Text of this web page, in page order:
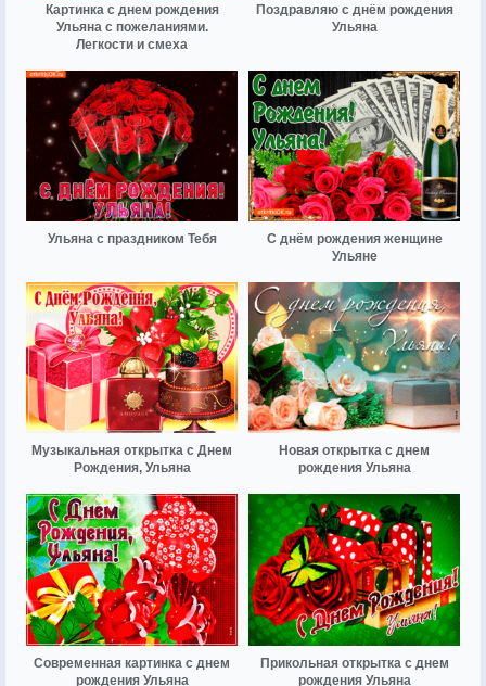
Картинка с днем рождения
Ульяна с пожеланиями.
Легкости и смеха
Поздравляю с днём рождения
Ульяна
Ульяна с праздником Тебя
С днём рождения женщине
Ульяне
Музыкальная открытка с Днем
Рождения, Ульяна
Новая открытка с днем
рождения Ульяна
Современная картинка с днем
рождения Ульяна
Прикольная открытка с днем
рождения Ульяна